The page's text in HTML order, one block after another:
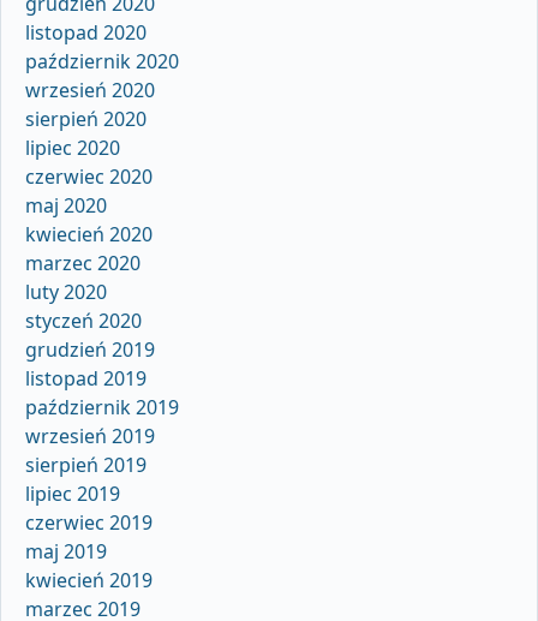
listopad 2020
październik 2020
wrzesień 2020
sierpień 2020
lipiec 2020
czerwiec 2020
maj 2020
kwiecień 2020
marzec 2020
luty 2020
styczeń 2020
grudzień 2019
listopad 2019
październik 2019
wrzesień 2019
sierpień 2019
lipiec 2019
czerwiec 2019
maj 2019
kwiecień 2019
marzec 2019